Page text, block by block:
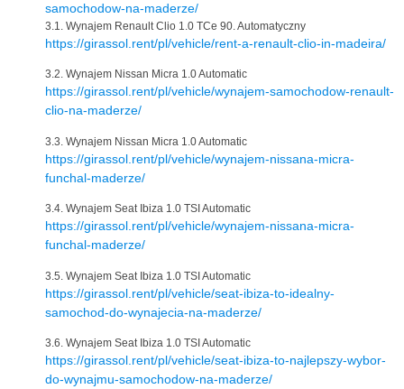
samochodow-na-maderze/
3.1. Wynajem Renault Clio 1.0 TCe 90. Automatyczny
https://girassol.rent/pl/vehicle/rent-a-renault-clio-in-madeira/
3.2. Wynajem Nissan Micra 1.0 Automatic
https://girassol.rent/pl/vehicle/wynajem-samochodow-renault-
clio-na-maderze/
3.3. Wynajem Nissan Micra 1.0 Automatic
https://girassol.rent/pl/vehicle/wynajem-nissana-micra-
funchal-maderze/
3.4. Wynajem Seat Ibiza 1.0 TSI Automatic
https://girassol.rent/pl/vehicle/wynajem-nissana-micra-
funchal-maderze/
3.5. Wynajem Seat Ibiza 1.0 TSI Automatic
https://girassol.rent/pl/vehicle/seat-ibiza-to-idealny-
samochod-do-wynajecia-na-maderze/
3.6. Wynajem Seat Ibiza 1.0 TSI Automatic
https://girassol.rent/pl/vehicle/seat-ibiza-to-najlepszy-wybor-
do-wynajmu-samochodow-na-maderze/